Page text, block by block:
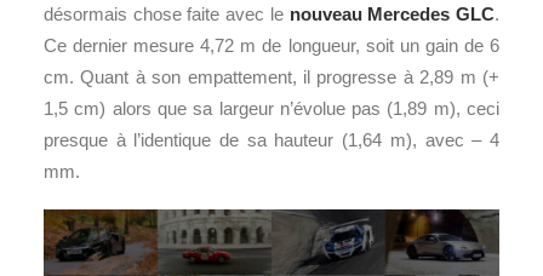
désormais chose faite avec le nouveau Mercedes GLC.
Ce dernier mesure 4,72 m de longueur, soit un gain de 6
cm. Quant à son empattement, il progresse à 2,89 m (+
1,5 cm) alors que sa largeur n’évolue pas (1,89 m), ceci
presque à l’identique de sa hauteur (1,64 m), avec – 4
mm.